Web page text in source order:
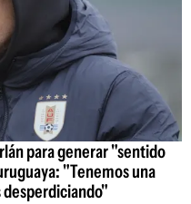
para generar "sentido
"Tenemos una